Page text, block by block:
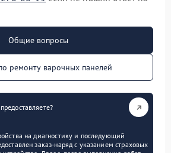
Общие вопросы
ремонту варочных панелей
на диагностику и последующий
заказ-наряд с указанием страховых